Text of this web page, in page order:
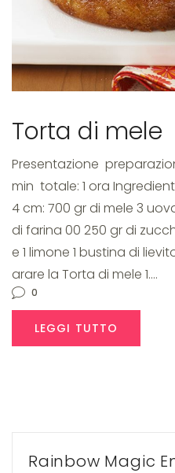
Torta di mele
Presentazione
min totale: 1 ora
4 cm: 700 gr di mele 3
di farina 00 250 gr di
e 1 limone 1 bustina di
arare la Torta di mele 1.…
0
LEGGI TUTTO
Rainbow Magic